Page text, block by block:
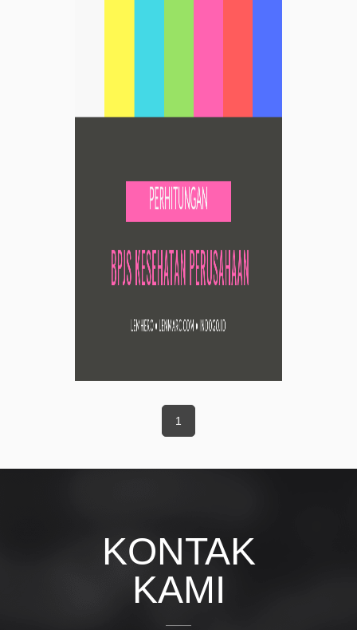
1
KONTAK
KAMI